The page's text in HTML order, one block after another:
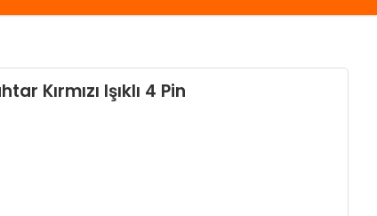
Kırmızı Işıklı 4 Pin